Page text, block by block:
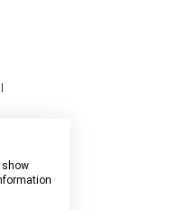
show